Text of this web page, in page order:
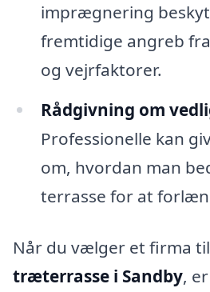
imprægnering
fremtidige angreb
og vejrfaktorer.
Rådgivning om
Professionelle kan
om, hvordan man
terrasse for at
Når du vælger et firma til
træterrasse i Sandby,